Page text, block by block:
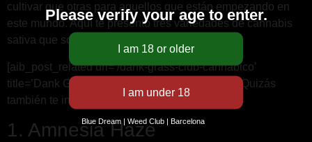
cultivar que otras para aquellos que están empezando en
este mundo. Aquí te presento tres variedades de cannabis
sativa que son ideales para principiantes.
[aib_post_related url=’/dank-grass-club-cannabico’
title=’Dank Grass Club Cannábico’ relatedtext=’Quizás
también te interese:’]
1. Amnesia Haze
Please verify your age to enter.
Blue Dream | Weed Club | Barcelona